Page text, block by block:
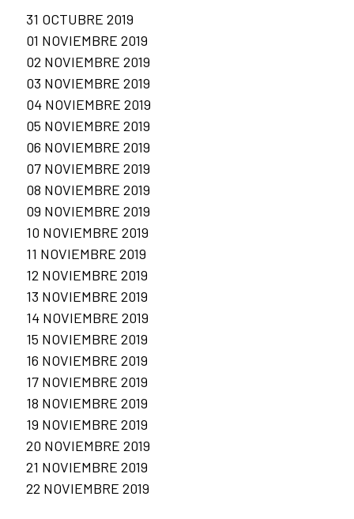
31 OCTUBRE 2019
01 NOVIEMBRE 2019
02 NOVIEMBRE 2019
03 NOVIEMBRE 2019
04 NOVIEMBRE 2019
05 NOVIEMBRE 2019
06 NOVIEMBRE 2019
07 NOVIEMBRE 2019
08 NOVIEMBRE 2019
09 NOVIEMBRE 2019
10 NOVIEMBRE 2019
11 NOVIEMBRE 2019
12 NOVIEMBRE 2019
13 NOVIEMBRE 2019
14 NOVIEMBRE 2019
15 NOVIEMBRE 2019
16 NOVIEMBRE 2019
17 NOVIEMBRE 2019
18 NOVIEMBRE 2019
19 NOVIEMBRE 2019
20 NOVIEMBRE 2019
21 NOVIEMBRE 2019
22 NOVIEMBRE 2019